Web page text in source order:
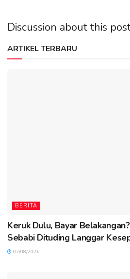
Discussion about this
ARTIKEL TERBARU
BERITA
Keruk Dulu, Bayar
Sebabi Dituding Langgar
07/08/2026